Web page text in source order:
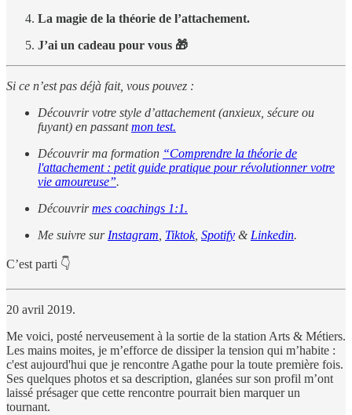
La magie de la théorie de l’attachement.
J’ai un cadeau pour vous 🎁
Si ce n’est pas déjà fait, vous pouvez :
Découvrir votre style d’attachement (anxieux, sécure ou
fuyant) en passantmon test.
Découvrir ma formation “Comprendre la théorie de
l'attachement : petit guide pratique pour révolutionner votre
vie amoureuse”.
Découvrirmes coachings 1:1.
Me suivre sur Instagram Tiktok, Spotify & Linkedin.
C’est parti 👇
20 avril 2019.
Me voici, posté nerveusement à la sortie de la station Arts & Métiers.
Les mains moites, je m’efforce de dissiper la tension qui m’habite :
c'est aujourd'hui que je rencontre Agathe pour la toute première fois.
Ses quelques photos et sa description, glanées sur son profil m’ont
laissé présager que cette rencontre pourrait bien marquer un
tournant.